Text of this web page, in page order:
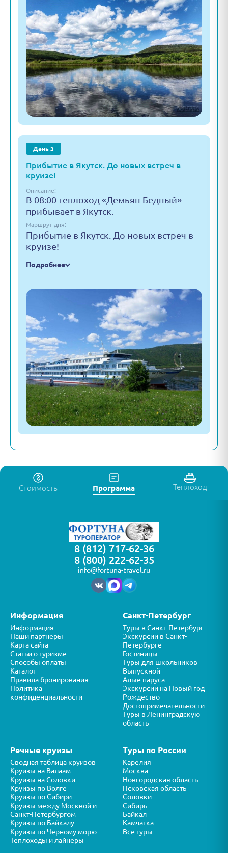
День 3
Прибытие в Якутск. До новых встреч в
круизе!
Описание:
В 08:00 теплоход «Демьян Бедный»
прибывает в Якутск.
Маршрут дня:
Прибытие в Якутск. До новых встреч в
круизе!
Подробнее
Стоимость Программа Теплоход
8 (812) 717-62-36
8 (800) 222-62-35
info@fortuna-travel.ru
Информация
Информация
Наши партнеры
Карта сайта
Статьи о туризме
Способы оплаты
Каталог
Правила бронирования
Политика
конфиденциальности
Санкт-Петербург
Туры в Санкт-Петербург
Экскурсии в Санкт-
Петербурге
Гостиницы
Туры для школьников
Выпускной
Алые паруса
Экскурсии на Новый год
Рождество
Достопримечательности
Туры в Ленинградскую
область
Речные круизы
Сводная таблица круизов
Круизы на Валаам
Круизы на Соловки
Круизы по Волге
Круизы по Сибири
Круизы между Москвой и
Санкт-Петербургом
Круизы по Байкалу
Круизы по Черному морю
Теплоходы и лайнеры
Туры по России
Карелия
Москва
Новгородская область
Псковская область
Соловки
Сибирь
Байкал
Камчатка
Все туры